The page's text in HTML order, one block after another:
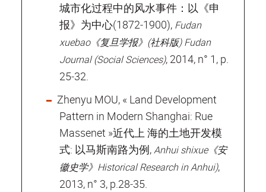
城市化过程中的风水事件：以《申
报》为中心(1872‐1900), Fudan
xuebao《复旦学报》(社科版) Fudan
Journal (Social Sciences), 2014, n° 1, p.
25‐32.
Zhenyu MOU, « Land Development
Pattern in Modern Shanghai: Rue
Massenet »近代上 海的土地开发模
式: 以马斯南路为例,Anhui shixue《安
徽史学》Historical Research in Anhui),
2013, n° 3, p.28‐35.